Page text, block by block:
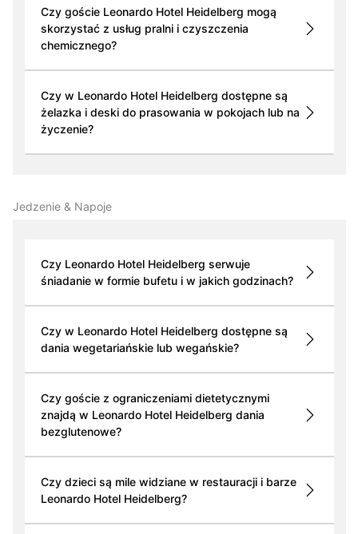
Czy goście Leonardo Hotel Heidelberg mogą
skorzystać z usług pralni i czyszczenia
chemicznego?
Czy w Leonardo Hotel Heidelberg dostępne są
żelazka i deski do prasowania w pokojach lub na
życzenie?
Jedzenie & Napoje
Czy Leonardo Hotel Heidelberg serwuje
śniadanie w formie bufetu i w jakich godzinach?
Czy w Leonardo Hotel Heidelberg dostępne są
dania wegetariańskie lub wegańskie?
Czy goście z ograniczeniami dietetycznymi
znajdą w Leonardo Hotel Heidelberg dania
bezglutenowe?
Czy dzieci są mile widziane w restauracji i barze
Leonardo Hotel Heidelberg?